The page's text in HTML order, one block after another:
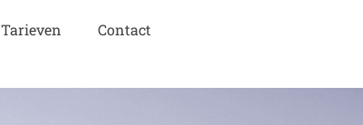
Tarieven Contact